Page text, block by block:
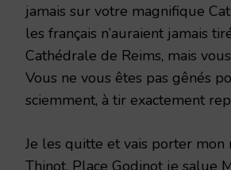
jamais sur votre magnifique
les français n’auraient jamais
Cathédrale de Reims, mais
Vous ne vous êtes pas gênés
sciemment, à tir exactement
Je les quitte et vais porter mon
Thinot. Place Godinot je salue